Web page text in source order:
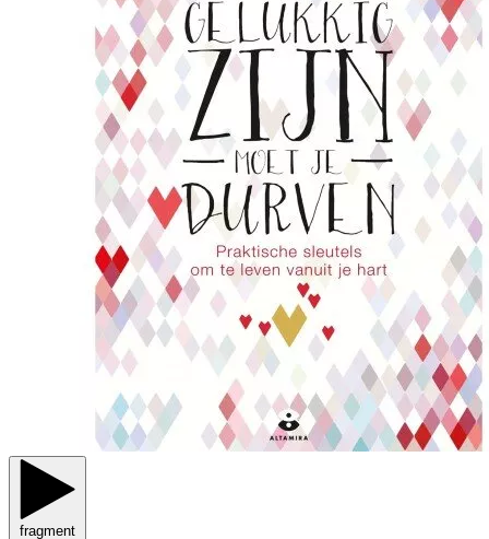
fragment